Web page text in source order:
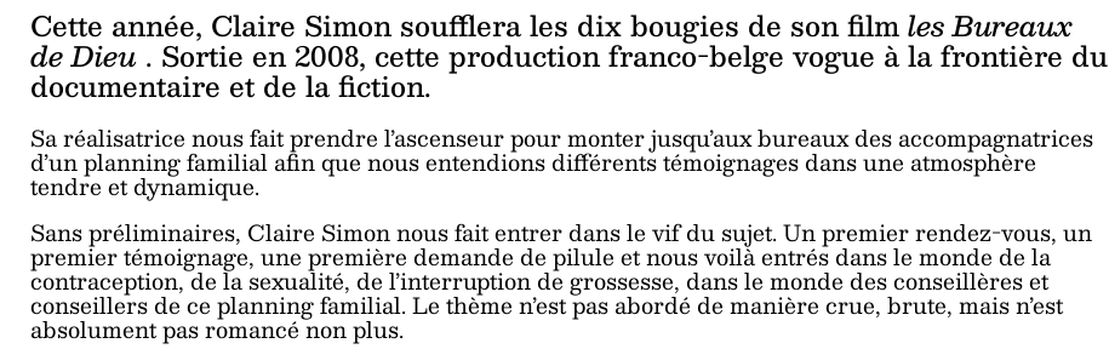
Cette année, Claire Simon soufflera les dix bougies de son filmles Bureaux
de Dieu . Sortie en 2008, cette production franco-belge vogue à la frontière du
documentaire et de la fiction.
Sa réalisatrice nous fait prendre l’ascenseur pour monter jusqu’aux bureaux des accompagnatrices
d’un planning familial afin que nous entendions différents témoignages dans une atmosphère
tendre et dynamique.
Sans préliminaires, Claire Simon nous fait entrer dans le vif du sujet. Un premier rendez-vous, un
premier témoignage, une première demande de pilule et nous voilà entrés dans le monde de la
contraception, de la sexualité, de l’interruption de grossesse, dans le monde des conseillères et
conseillers de ce planning familial. Le thème n’est pas abordé de manière crue, brute, mais n’est
absolument pas romancé non plus.